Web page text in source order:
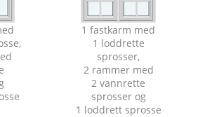
1 fastkarm med
1 loddrette
sprosser,
2 rammer med
2 vannrette
sprosser og
1 loddrett sprosse